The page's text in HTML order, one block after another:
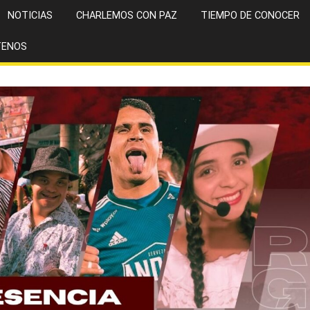
NOTICIAS CHARLEMOS CON PAZ TIEMPO DE CONOCER